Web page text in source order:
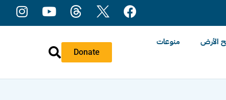
Donate
الأرض
منوعات